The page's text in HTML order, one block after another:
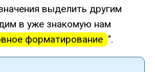
выделить другим
в уже знакомую нам
форматирование ".